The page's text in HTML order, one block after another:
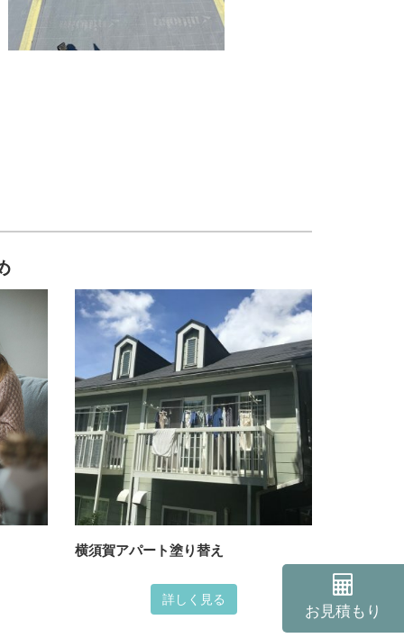
横須賀アパート塗り替え
詳しく見る
お見積もり